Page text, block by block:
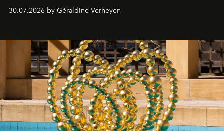
30.07.2026 by Géraldine Verheyen